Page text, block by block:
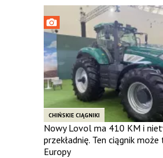
CHIŃSKIE CIĄGNIKI
Nowy Lovol ma 410 KM i
przekładnię. Ten ciągnik
Europy